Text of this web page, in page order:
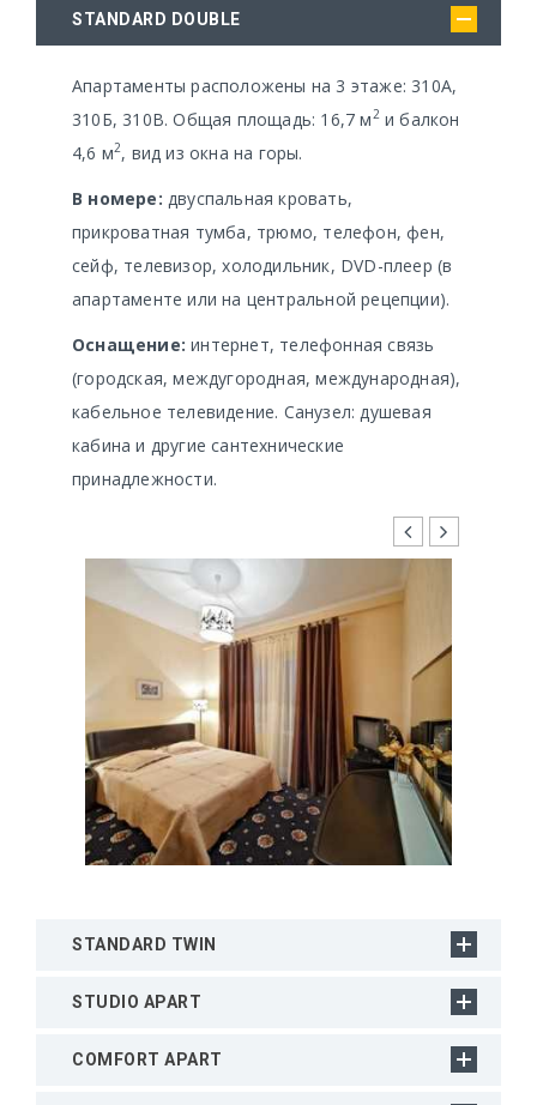
STANDARD DOUBLE
Апартаменты расположены на 3 этаже: 310А,
310Б, 310В. Общая площадь: 16,7 м2и балкон
4,6 м2, вид из окна на горы.
В номере: двуспальная кровать,
прикроватная тумба, трюмо, телефон, фен,
сейф, телевизор, холодильник, DVD-плеер (в
апартаменте или на центральной рецепции).
Оснащение: интернет, телефонная связь
(городская, междугородная, международная),
кабельное телевидение. Санузел: душевая
кабина и другие сантехнические
принадлежности.
STANDARD TWIN
STUDIO APART
COMFORT APART